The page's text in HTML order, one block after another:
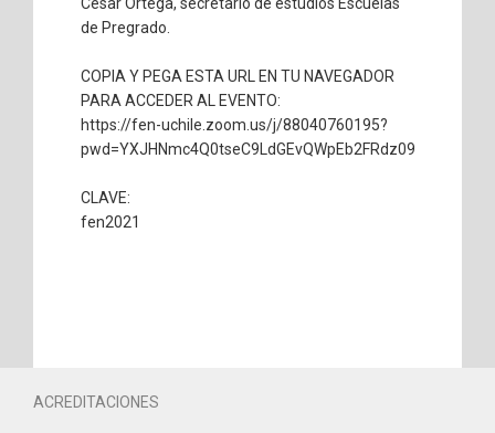
de Pregrado.
COPIA Y PEGA ESTA URL EN TU NAVEGADOR
PARA ACCEDER AL EVENTO:
https://fen-uchile.zoom.us/j/88040760195?
pwd=YXJHNmc4Q0tseC9LdGEvQWpEb2FRdz09
CLAVE:
fen2021
ACREDITACIONES